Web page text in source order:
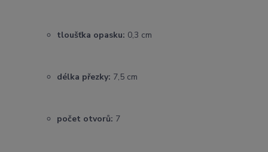
tloušťka opasku: 0,3 cm
délka přezky: 7,5 cm
počet otvorů: 7